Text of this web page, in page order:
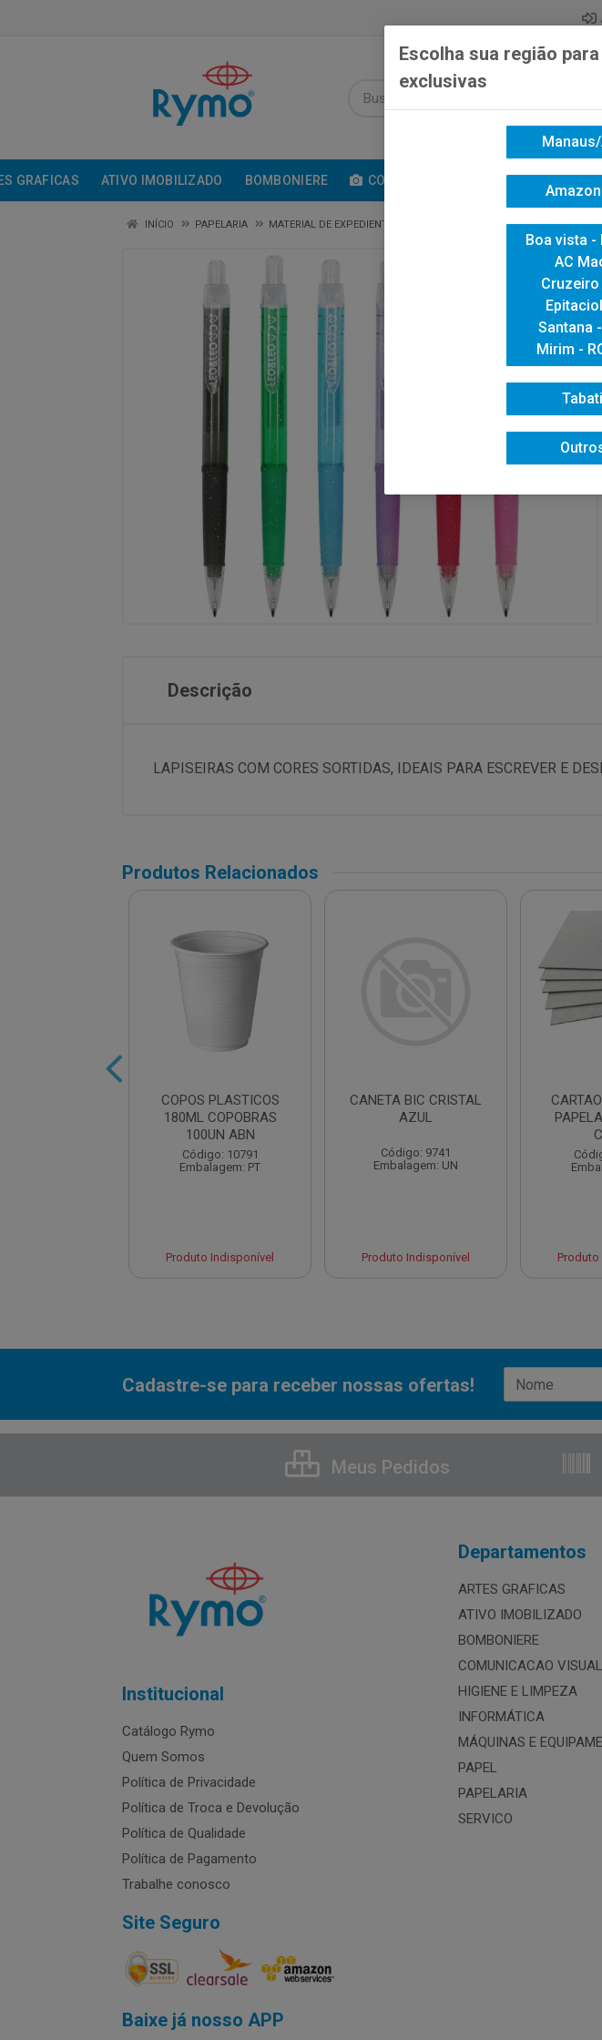
GRAFICAS ATIVO IMOBILIZADO BOMBONIERE COMUNICACAO VISUAL
INÍCIO PAPELARIA MATERIAL DE EXPEDIENTE / ESCOLAR LAPISEIRA WOW FUN
Descrição
LAPISEIRAS COM CORES SORTIDAS, IDEAIS PARA ESCREVER E
Produtos Relacionados
COPOS PLASTICOS
180ML COPOBRAS
100UN ABN
Código: 10791
Embalagem: PT
Produto Indisponível
CANETA BIC CRISTAL
AZUL
Código: 9741
Embalagem: UN
Produto Indisponível Produto
Cadastre-se para receber nossas ofertas!
Meus Pedidos
Institucional
Catálogo Rymo
Quem Somos
Política de Privacidade
Política de Troca e Devolução
Política de Qualidade
Política de Pagamento
Trabalhe conosco
Site Seguro
Baixe já nosso APP
Departamentos
ARTES GRAFICAS
ATIVO IMOBILIZADO
BOMBONIERE
COMUNICACAO VISUAL
HIGIENE E LIMPEZA
INFORMÁTICA
MÁQUINAS E
PAPEL
PAPELARIA
SERVICO
Escolha sua região
exclusivas
Boa vista -
AC
Cruzeiro
Santana
Mirim -